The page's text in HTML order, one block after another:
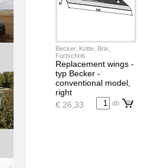
Becker, Kotte, Brix,
Fortschritt
Replacement wings -
typ Becker -
conventional model,
right
€ 26,33
db